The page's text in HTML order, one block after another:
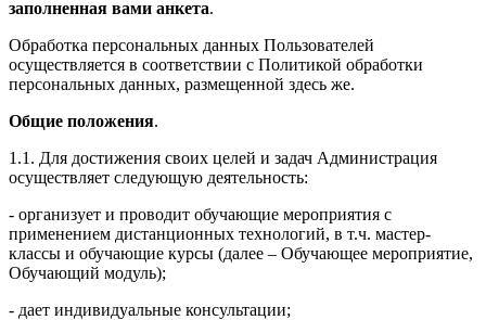
заполненная вами анкета.
Обработка персональных данных Пользователей
осуществляется в соответствии с Политикой обработки
персональных данных, размещенной здесь же.
Общие положения.
1.1. Для достижения своих целей и задач Администрация
осуществляет следующую деятельность:
- организует и проводит обучающие мероприятия с
применением дистанционных технологий, в т.ч. мастер-
классы и обучающие курсы (далее – Обучающее мероприятие,
Обучающий модуль);
- дает индивидуальные консультации;